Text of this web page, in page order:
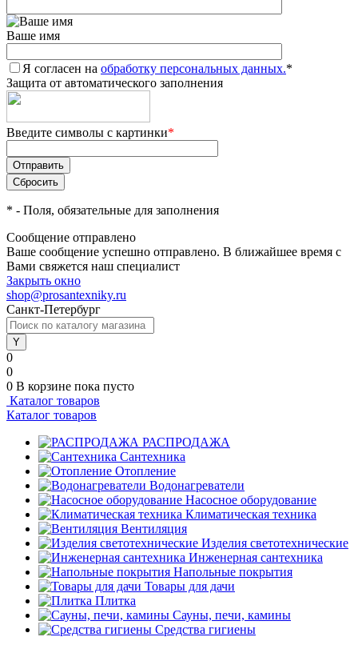
Ваше имя
Я согласен на обработку персональных данных.*
Защита от автоматического заполнения
Введите символы с картинки*
* - Поля, обязательные для заполнения
Сообщение отправлено
Ваше сообщение успешно отправлено. В ближайшее время с
Вами свяжется наш специалист
Закрыть окно
shop@prosantexniky.ru
Санкт-Петербург
0
0
0 В корзине пока пусто
Каталог товаров
Каталог товаров
РАСПРОДАЖА
Сантехника
Отопление
Водонагреватели
Насосное оборудование
Климатическая техника
Вентиляция
Изделия светотехнические
Инженерная сантехника
Напольные покрытия
Товары для дачи
Плитка
Сауны, печи, камины
Средства гигиены